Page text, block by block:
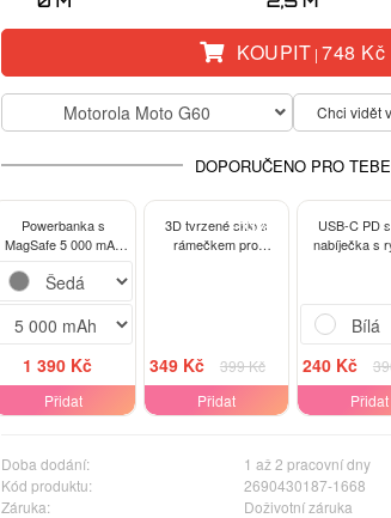
KOUPIT |748 Kč
Motorola Moto G60 Chci vidět
DOPORUČENO PRO TEBE
Powerbanka s
MagSafe 5 000 mAh
1 390 Kč
Přidat
-13%
3D tvrzené sklo s
rámečkem pro
349 Kč
399 Kč
Přidat
USB-C PD
nabíječka s
240 Kč
Přidat
Doba dodání:
1 až 2 pracovní dny
Kód produktu:
2690430187-1668
Záruka:
Doživotní záruka